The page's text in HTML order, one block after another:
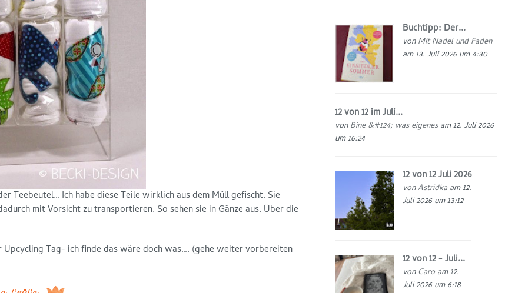
Teebeutel… Ich habe diese Teile wirklich aus dem Müll gefischt. Sie
mit Vorsicht zu transportieren. So sehen sie in Gänze aus. Über die
Tag- ich finde das wäre doch was…. (gehe weiter vorbereiten
Buchtipp: Der...
vonMit Nadel und Faden
am 13. Juli 2026 um 4:30
12 von 12 im Juli...
vonBine &#124; was eigenesam 12. Juli 2026
um 16:24
12 von 12 Juli 2026
vonAstridka am 12.
Juli 2026 um 13:12
12 von 12 - Juli...
vonCaro am 12.
Juli 2026 um 6:18